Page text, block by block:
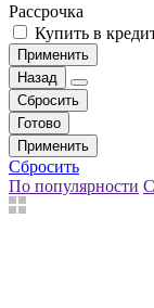
Рассрочка
Купить в
Применить
Назад
Сбросить
Готово
Применить
Сбросить
По популярности